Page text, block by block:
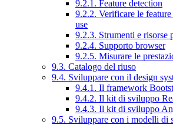
9.2.1. Feature detection
9.2.2. Verificare le
use
9.2.3. Strumenti e risorse
9.2.4. Supporto browser
9.2.5. Misurare le
9.3. Catalogo del riuso
9.4. Sviluppare con il design
9.4.1. Il framework
9.4.2. Il kit di sviluppo
9.4.3. Il kit di sviluppo
9.5. Sviluppare con i modelli di